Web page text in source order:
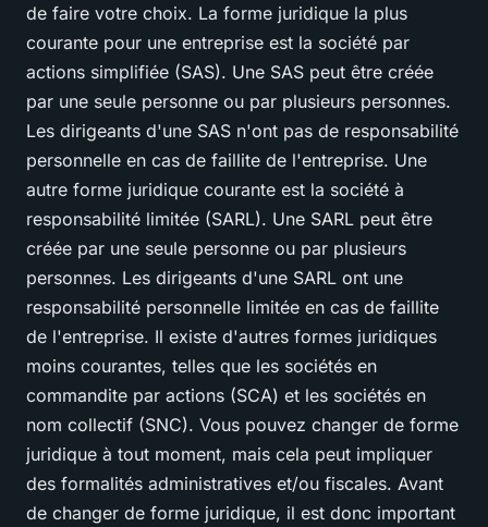
de faire votre choix. La forme juridique la plus
courante pour une entreprise est la société par
actions simplifiée (SAS). Une SAS peut être créée
par une seule personne ou par plusieurs personnes.
Les dirigeants d'une SAS n'ont pas de responsabilité
personnelle en cas de faillite de l'entreprise. Une
autre forme juridique courante est la société à
responsabilité limitée (SARL). Une SARL peut être
créée par une seule personne ou par plusieurs
personnes. Les dirigeants d'une SARL ont une
responsabilité personnelle limitée en cas de faillite
de l'entreprise. Il existe d'autres formes juridiques
moins courantes, telles que les sociétés en
commandite par actions (SCA) et les sociétés en
nom collectif (SNC). Vous pouvez changer de forme
juridique à tout moment, mais cela peut impliquer
des formalités administratives et/ou fiscales. Avant
de changer de forme juridique, il est donc important